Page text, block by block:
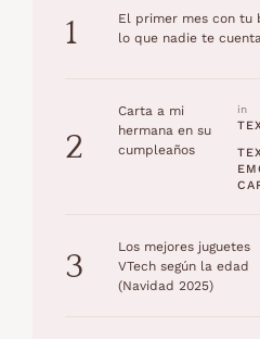
1
El primer mes con tu
lo que nadie te
2
Carta a mi
hermana en su
cumpleaños
in
3
Los mejores juguetes
VTech según la edad
(Navidad 2025)